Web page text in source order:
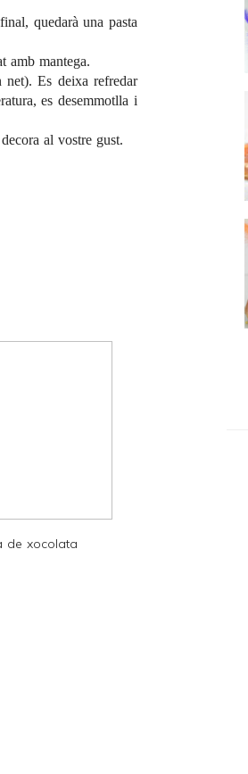
quedarà una pasta
amb mantega.
Es deixa refredar
es desemmotlla i
al vostre gust.
de xocolata